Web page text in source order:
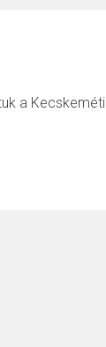
a Kecskeméti